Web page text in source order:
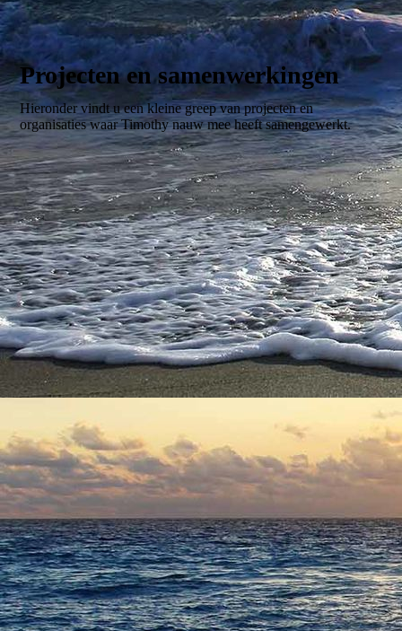
Projecten en samenwerkingen
Hieronder vindt u een kleine greep van projecten en
organisaties waar Timothy nauw mee heeft samengewerkt.
ywcc
special2